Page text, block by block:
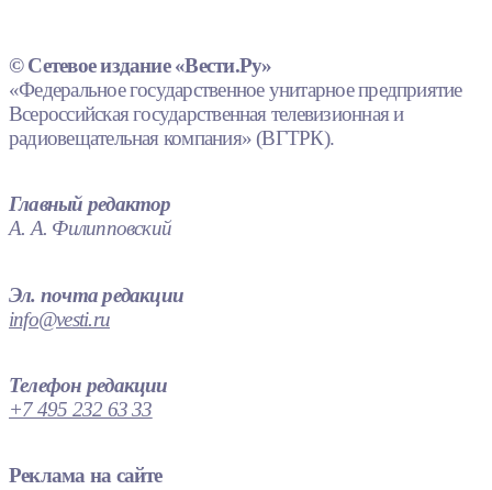
© Сетевое издание «Вести.Ру»
«Федеральное государственное унитарное предприятие
Всероссийская государственная телевизионная и
радиовещательная компания» (ВГТРК).
Главный редактор
А. А. Филипповский
Эл. почта редакции
info@vesti.ru
Телефон редакции
+7 495 232 63 33
Реклама на сайте